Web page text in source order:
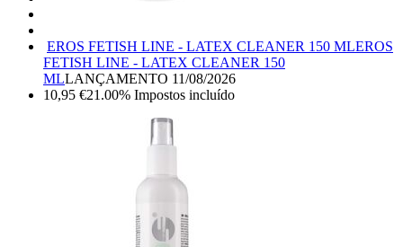
EROS FETISH LINE - LATEX CLEANER 150 MLEROS
FETISH LINE - LATEX CLEANER 150
MLLANÇAMENTO 11/08/2026
10,95 €21.00% Impostos incluído